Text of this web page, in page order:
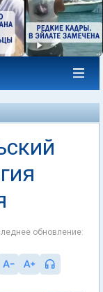
обновление: